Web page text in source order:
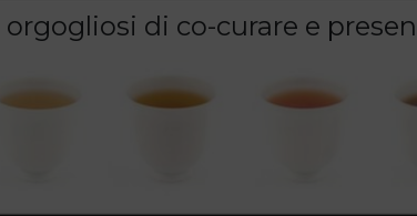
orgogliosi di co-curare e